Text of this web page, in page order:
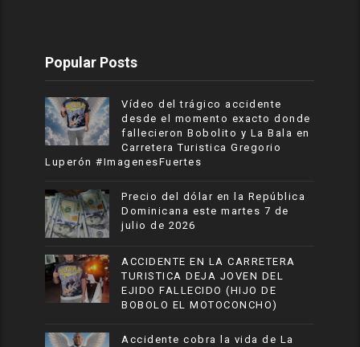
Popular Posts
Vídeo del trágico accidente
desde el momento exacto donde
fallecieron Bobolito y La Bala en
Carretera Turistica Gregorio
Luperón #ImagenesFuertes
Precio del dólar en la República
Dominicana este martes 7 de
julio de 2026
ACCIDENTE EN LA CARRETERA
TURISTICA DEJA JOVEN DEL
EJIDO FALLECIDO (HIJO DE
BOBOLO EL MOTOCONCHO)
Accidente cobra la vida de La